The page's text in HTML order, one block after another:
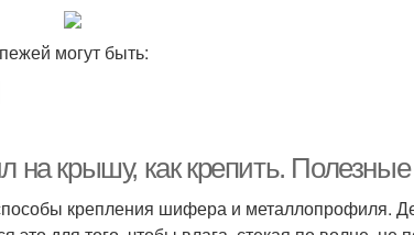
могут быть:
на крышу, как крепить.
крепления шифера и металлопрофиля.